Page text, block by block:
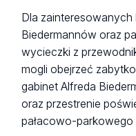
Dla zainteresowanych
Biedermannów oraz
wycieczki z
mogli obejrzeć
gabinet Alfreda
oraz przestrenie
pałacowo-parkowego